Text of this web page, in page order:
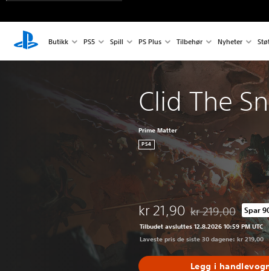
Butikk PS5 Spill PS Plus Tilbehør Nyheter
Clid The
Prime Matter
PS4
kr 21,90 Nedsatt fra
kr 219,00 Spar
Tilbudet avsluttes 12.8.2026 10:59 PM UTC
Laveste pris de siste 30 dagene: kr 219,00
Legg i